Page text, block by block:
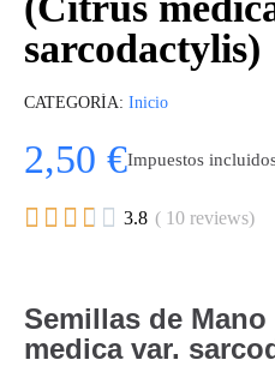
sarcodactylis)
CATEGORÍA Inicio
2,50 €Impuestos
     3.8 ( 10 reviews)
Semillas de
medica var.